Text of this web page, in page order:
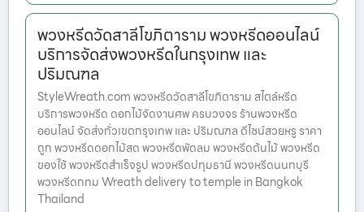
พวงหรีดวัดสาลีโขภิตาราม พวงหรีดออนไลน์
บริการจัดส่งพวงหรีดในกรุงเทพ และ
ปริมณฑล
StyleWreath.com พวงหรีดวัดสาลีโขภิตาราม สไตล์หรีด
บริการพวงหรีด ดอกไม้จัดงานศพ ครบวงจร ร้านพวงหรีด
ออนไลน์ จัดส่งทั่วเขตกรุงเทพ และ ปริมณฑล ดีไซน์สวยหรู ราคา
ถูก พวงหรีดดอกไม้สด พวงหรีดพัดลม พวงหรีดต้นไม้ พวงหรีด
ของใช้ พวงหรีดสำเร็จรูป พวงหรีดปทุมธานี พวงหรีดนนทบุรี
พวงหรีดกทม Wreath delivery to temple in Bangkok
Thailand